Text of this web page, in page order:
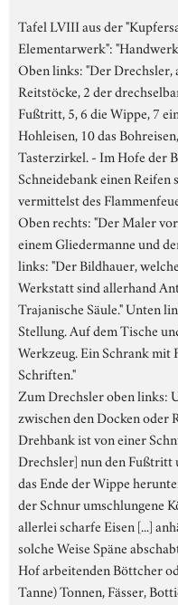
Tafel LVIII aus der
Elementarwerk":
Oben links: "Der Drechsler,
Reitstöcke, 2 der
Fußtritt, 5, 6 die Wippe, 7
Hohleisen, 10 das
Tasterzirkel. - Im Hofe der
Schneidebank einen Reifen
vermittelst des
Oben rechts: "Der Maler
einem Gliedermanne und
links: "Der Bildhauer,
Werkstatt sind allerhand
Trajanische Säule." Unten
Stellung. Auf dem Tische
Werkzeug. Ein Schrank mit
Schriften."
Zum Drechsler oben links:
zwischen den Docken oder
Drehbank ist von einer
Drechsler] nun den Fußtritt
das Ende der Wippe
der Schnur umschlungene
allerlei scharfe Eisen [...]
solche Weise Späne
Hof arbeitenden Böttcher
Tanne) Tonnen, Fässer,